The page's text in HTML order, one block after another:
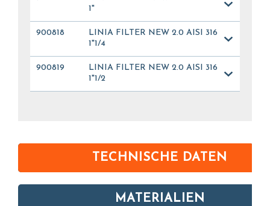
1"
900818
LINIA FILTER NEW 2.0 AISI 316
1"1/4
900819
LINIA FILTER NEW 2.0 AISI 316
1"1/2
TECHNISCHE DATEN
MATERIALIEN